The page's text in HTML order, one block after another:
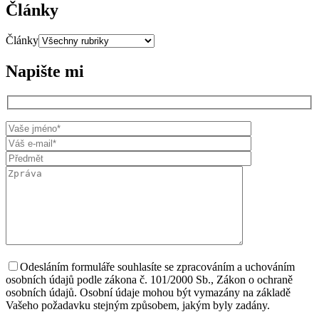
Články
Články
Napište mi
Odesláním formuláře souhlasíte se zpracováním a uchováním
osobních údajů podle zákona č. 101/2000 Sb., Zákon o ochraně
osobních údajů. Osobní údaje mohou být vymazány na základě
Vašeho požadavku stejným způsobem, jakým byly zadány.